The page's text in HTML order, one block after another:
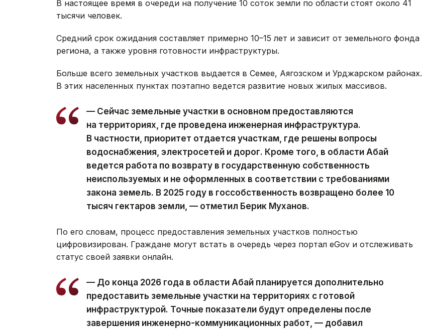
В настоящее время в очереди на получение 10 соток земли по области стоят около 41
тысячи человек.
Средний срок ожидания составляет примерно 10–15 лет и зависит от земельного фонда
региона, а также уровня готовности инфраструктуры.
Больше всего земельных участков выдается в Семее, Аягозском и Урджарском районах.
В этих населенных пунктах поэтапно ведется развитие новых жилых массивов.
— Сейчас земельные участки в основном предоставляются
на территориях, где проведена инженерная инфраструктура.
В частности, приоритет отдается участкам, где решены вопросы
водоснабжения, электросетей и дорог. Кроме того, в области Абай
ведется работа по возврату в государственную собственность
неиспользуемых и не оформленных в соответствии с требованиями
закона земель. В 2025 году в госсобственность возвращено более 10
тысяч гектаров земли, — отметил Берик Муханов.
По его словам, процесс предоставления земельных участков полностью
цифровизирован. Граждане могут встать в очередь через портал eGov и отслеживать
статус своей заявки онлайн.
— До конца 2026 года в области Абай планируется дополнительно
предоставить земельные участки на территориях с готовой
инфраструктурой. Точные показатели будут определены после
завершения инженерно-коммуникационных работ, — добавил